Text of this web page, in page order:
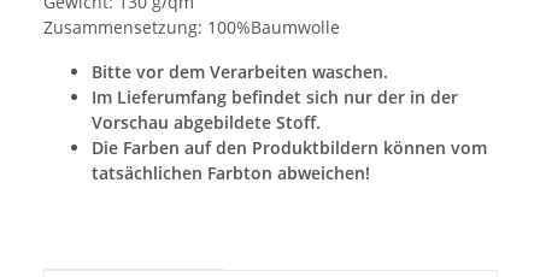
Zusammensetzung: 100%Baumwolle
Bitte vor dem Verarbeiten waschen.
Im Lieferumfang befindet sich nur der in der
Vorschau abgebildete Stoff.
Die Farben auf den Produktbildern können vom
tatsächlichen Farbton abweichen!